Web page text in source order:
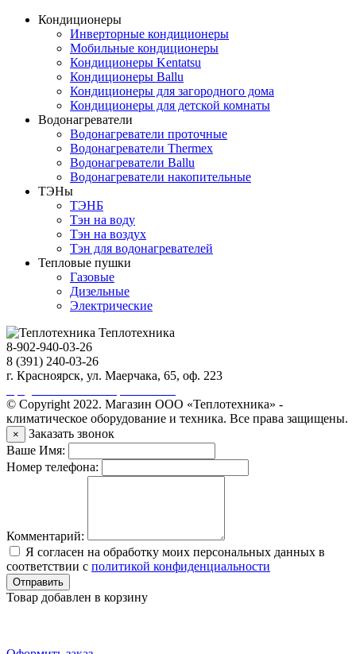
Кондиционеры
Инверторные кондиционеры
Мобильные кондиционеры
Кондиционеры Kentatsu
Кондиционеры Ballu
Кондиционеры для загородного дома
Кондиционеры для детской комнаты
Водонагреватели
Водонагреватели проточные
Водонагреватели Thermex
Водонагреватели Ballu
Водонагреватели накопительные
ТЭНы
ТЭНБ
Тэн на воду
Тэн на воздух
Тэн для водонагревателей
Тепловые пушки
Газовые
Дизельные
Электрические
Теплотехника
8-902-940-03-26
8 (391) 240-03-26
г. Красноярск, ул. Маерчака, 65, оф. 223
© Copyright 2022. Магазин ООО «Теплотехника» -
климатическое оборудование и техника. Все права защищены.
×
Заказать звонок
Ваше Имя:
Номер телефона:
Комментарий:
Я согласен на обработку моих персональных данных в
соответствии с политикой конфиденциальности
Отправить
Товар добавлен в корзину